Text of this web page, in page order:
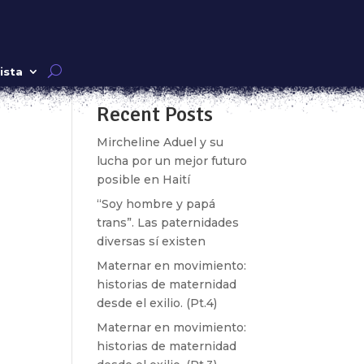
Recent Posts
Mircheline Aduel y su
lucha por un mejor futuro
posible en Haití
“Soy hombre y papá
trans”. Las paternidades
diversas sí existen
Maternar en movimiento:
historias de maternidad
desde el exilio. (Pt.4)
Maternar en movimiento:
historias de maternidad